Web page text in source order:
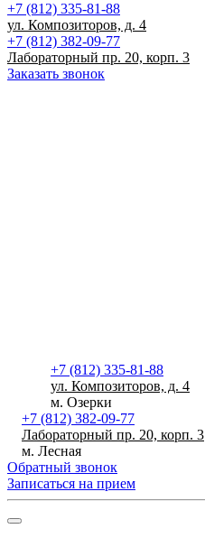
+7 (812) 335-81-88
ул. Композиторов, д. 4
+7 (812) 382-09-77
Лабораторный пр. 20, корп. 3
Заказать звонок
+7 (812) 335-81-88
ул. Композиторов, д. 4
м. Озерки
+7 (812) 382-09-77
Лабораторный пр. 20, корп. 3
м. Лесная
Обратный звонок
Записаться на прием